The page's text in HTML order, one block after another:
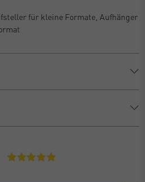
für kleine Formate, Aufhänger